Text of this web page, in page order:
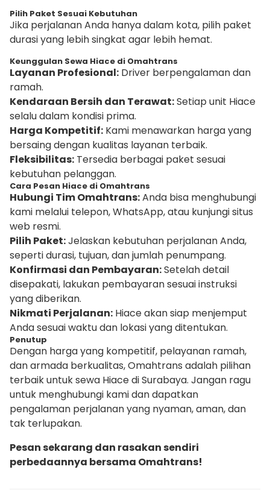
Pilih Paket Sesuai Kebutuhan
Jika perjalanan Anda hanya dalam kota, pilih paket
durasi yang lebih singkat agar lebih hemat.
Keunggulan Sewa Hiace di Omahtrans
Layanan Profesional: Driver berpengalaman dan
ramah.
Kendaraan Bersih dan Terawat:Setiap unit Hiace
selalu dalam kondisi prima.
Harga Kompetitif: Kami menawarkan harga yang
bersaing dengan kualitas layanan terbaik.
Fleksibilitas: Tersedia berbagai paket sesuai
kebutuhan pelanggan.
Cara Pesan Hiace di Omahtrans
Hubungi Tim Omahtrans:Anda bisa menghubungi
kami melalui telepon, WhatsApp, atau kunjungi situs
web resmi.
Pilih Paket:Jelaskan kebutuhan perjalanan Anda,
seperti durasi, tujuan, dan jumlah penumpang.
Konfirmasi dan Pembayaran:Setelah detail
disepakati, lakukan pembayaran sesuai instruksi
yang diberikan.
Nikmati Perjalanan: Hiace akan siap menjemput
Anda sesuai waktu dan lokasi yang ditentukan.
Penutup
Dengan harga yang kompetitif, pelayanan ramah,
dan armada berkualitas, Omahtrans adalah pilihan
terbaik untuk sewa Hiace di Surabaya. Jangan ragu
untuk menghubungi kami dan dapatkan
pengalaman perjalanan yang nyaman, aman, dan
tak terlupakan.
Pesan sekarang dan rasakan sendiri
perbedaannya bersama Omahtrans!